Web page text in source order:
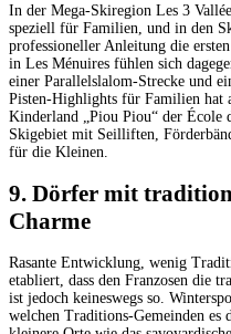
In der Mega-Skiregion Les 3
speziell für Familien, und in den
professioneller Anleitung die
in Les Ménuires fühlen sich
einer Parallelslalom-Strecke und
Pisten-Highlights für Familien hat
Kinderland „Piou Piou“ der
Skigebiet mit Seilliften,
für die Kleinen.
9. Dörfer mit
Charme
Rasante Entwicklung, wenig
etabliert, dass den Franzosen die
ist jedoch keineswegs so.
welchen Traditions-Gemeinden es